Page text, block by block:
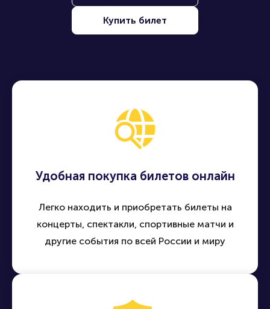
Купить билет
Удобная покупка билетов онлайн
Легко находить и приобретать билеты на
концерты, спектакли, спортивные матчи и
другие события по всей России и миру